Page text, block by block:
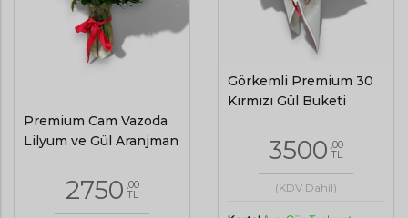
Premium Cam Vazoda
Lilyum ve Gül Aranjman
2750 ,00
TL
Görkemli Premium 30
Kırmızı Gül Buketi
3500 ,00
TL
(KDV Dahil)